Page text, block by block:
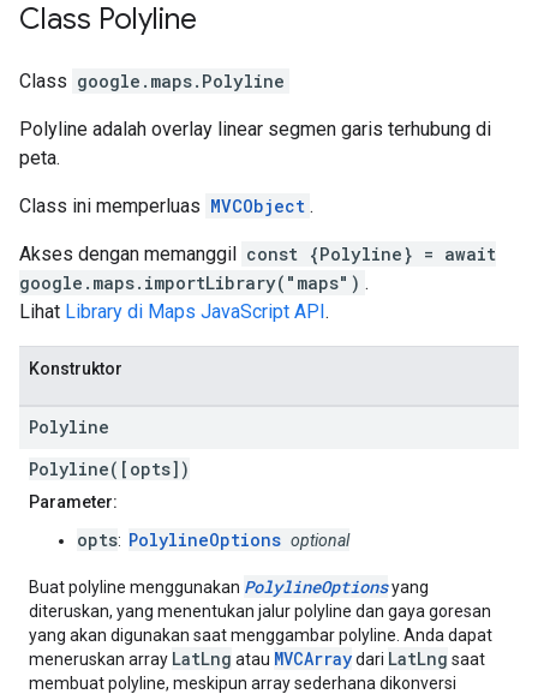
Class Polyline
Class google.maps. Polyline
Polyline adalah overlay linear segmen garis terhubung di
peta.
Class ini memperluas MVCObject .
Akses dengan memanggil const {Polyline} = await
google.maps.importLibrary("maps") .
Lihat Library di Maps JavaScript API.
Konstruktor
Polyline
Polyline([opts])
Parameter:
opts: PolylineOptions optional
Buat polyline menggunakan PolylineOptionsyang
diteruskan, yang menentukan jalur polyline dan gaya goresan
yang akan digunakan saat menggambar polyline. Anda dapat
meneruskan array LatLng atau MVCArraydari LatLng saat
membuat polyline, meskipun array sederhana dikonversi